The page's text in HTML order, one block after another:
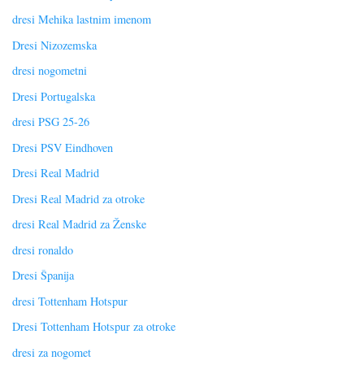
dresi Mehika lastnim imenom
Dresi Nizozemska
dresi nogometni
Dresi Portugalska
dresi PSG 25-26
Dresi PSV Eindhoven
Dresi Real Madrid
Dresi Real Madrid za otroke
dresi Real Madrid za Ženske
dresi ronaldo
Dresi Španija
dresi Tottenham Hotspur
Dresi Tottenham Hotspur za otroke
dresi za nogomet